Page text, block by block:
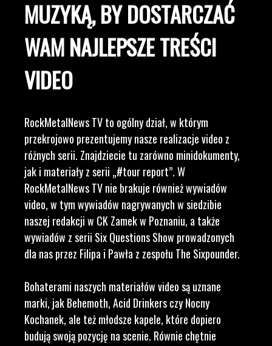
MUZYKĄ, BY DOSTARCZAĆ
WAM NAJLEPSZE TREŚCI
VIDEO
RockMetalNews TV to ogólny dział, w którym
przekrojowo prezentujemy nasze realizacje video z
różnych serii. Znajdziecie tu zarówno minidokumenty,
jak i materiały z serii „#tour report”. W
RockMetalNews TV nie brakuje również wywiadów
video, w tym wywiadów nagrywanych w siedzibie
naszej redakcji w CK Zamek w Poznaniu, a także
wywiadów z serii Six Questions Show prowadzonych
dla nas przez Filipa i Pawła z zespołu The Sixpounder.
Bohaterami naszych materiałów video są uznane
marki, jak Behemoth, Acid Drinkers czy Nocny
Kochanek, ale też młodsze kapele, które dopiero
budują swoją pozycję na scenie. Równie chętnie